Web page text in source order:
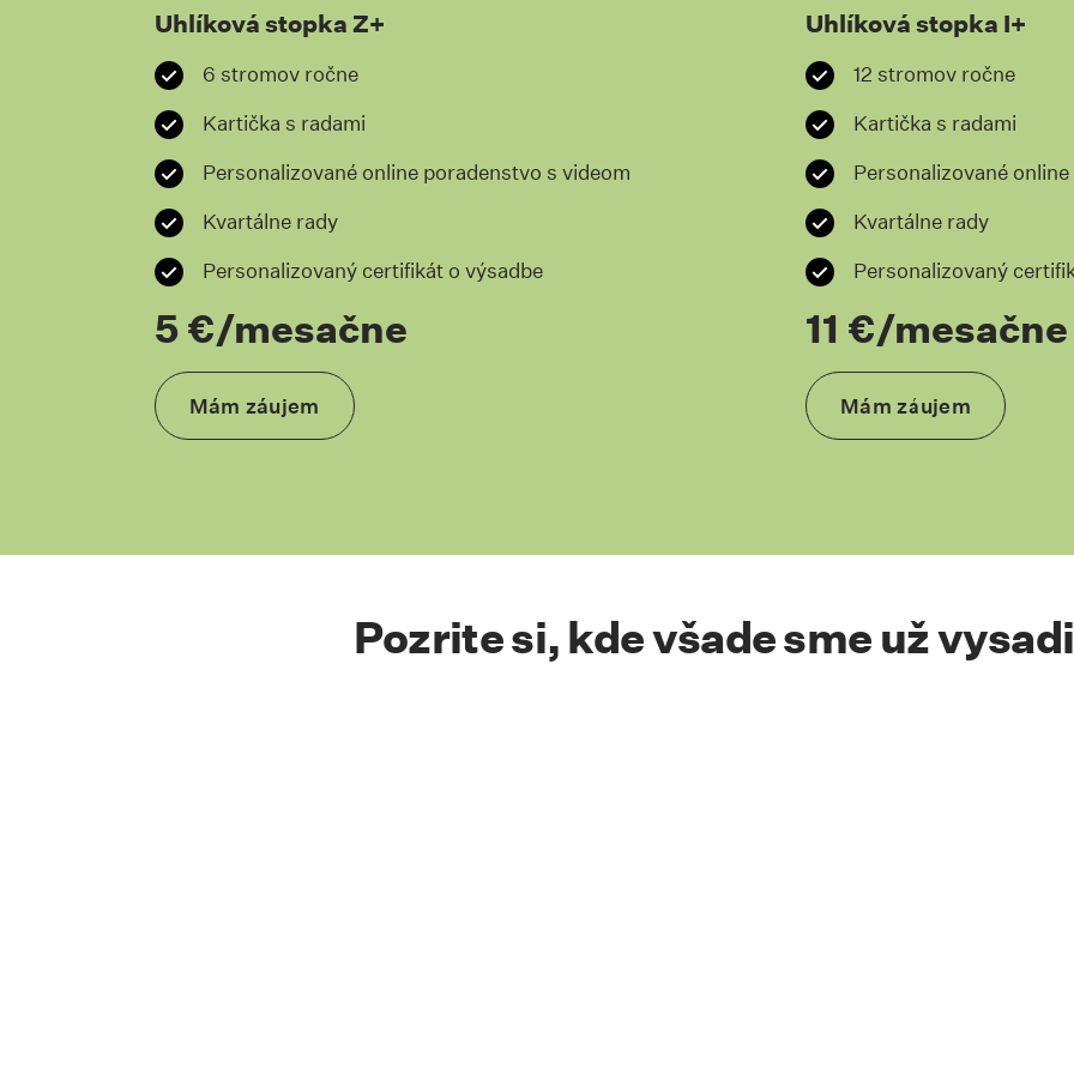
Uhlíková stopka Z+
6 stromov ročne
Kartička s radami
Personalizované online poradenstvo s videom
Kvartálne rady
Personalizovaný certifikát o výsadbe
5 €/mesačne
Mám záujem Skrolovať na kotvu #chcemuhlikovustopku
Uhlíková stopka I+
12 stromov ročne
Kartička s radami
Personalizované
Kvartálne rady
Personalizovaný
11 €/mesačne
Mám záujem
Pozrite si, kde všade sme už